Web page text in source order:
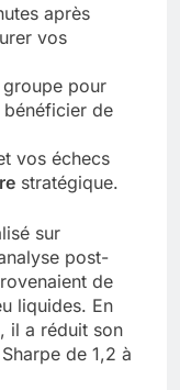
après
vos
groupe pour
de
vos échecs
stratégique.
sur
post-
de
liquides. En
il a réduit son
de 1,2 à